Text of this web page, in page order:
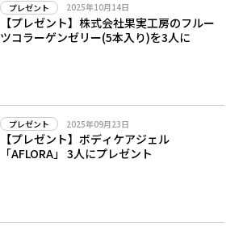
プレゼント 2025年10月14日
【プレゼント】株式会社果実工房のフルー
ツコラーゲンゼリー(5本入り)を3人に
プレゼント 2025年09月23日
【プレゼント】ボディケアジェル
「AFLORA」 3人にプレゼント